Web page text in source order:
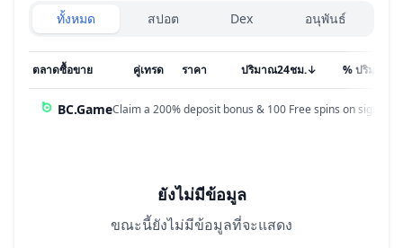
Exchanges type
ทั้งหมด สปอต Dex อนุพันธ์
ตลาดซื้อขาย คู่เทรด ราคา ↓
ปริมาณ24ชม. % ปริมาณ
BC.GameClaim a 200% deposit bonus & 100 Free spins on sign up!
ยังไม่มีข้อมูล
ขณะนี้ยังไม่มีข้อมูลที่จะแสดง